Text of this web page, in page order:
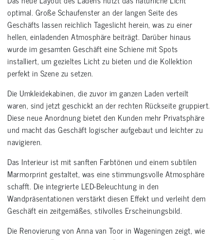
optimal. Große Schaufenster an der langen Seite des
Geschäfts lassen reichlich Tageslicht herein, was zu einer
hellen, einladenden Atmosphäre beiträgt. Darüber hinaus
wurde im gesamten Geschäft eine Schiene mit Spots
installiert, um gezieltes Licht zu bieten und die Kollektion
perfekt in Szene zu setzen.
Die Umkleidekabinen, die zuvor im ganzen Laden verteilt
waren, sind jetzt geschickt an der rechten Rückseite gruppiert.
Diese neue Anordnung bietet den Kunden mehr Privatsphäre
und macht das Geschäft logischer aufgebaut und leichter zu
navigieren.
Das Interieur ist mit sanften Farbtönen und einem subtilen
Marmorprint gestaltet, was eine stimmungsvolle Atmosphäre
schafft. Die integrierte LED-Beleuchtung in den
Wandpräsentationen verstärkt diesen Effekt und verleiht dem
Geschäft ein zeitgemäßes, stilvolles Erscheinungsbild.
Die Renovierung von Anna van Toor in Wageningen zeigt, wie